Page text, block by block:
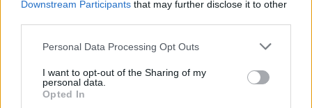
Downstream Participants that may further disclose it to other
Please note that this website/app uses one or more Google
not limited to your visit or usage behaviour. You may click to
grant or deny consent to Google and its third-party tags to
use your data for below specified purposes in below Google
Personal Data Processing Opt Outs
I want to opt-out of the Sharing of my
personal data.
Opted In
σταθούν επάξια δίπλα σε διεθνή ονόματα,
προσελκύοντας το ενδιαφέρον προσωπικοτήτων με
παγκόσμια επιρροή.